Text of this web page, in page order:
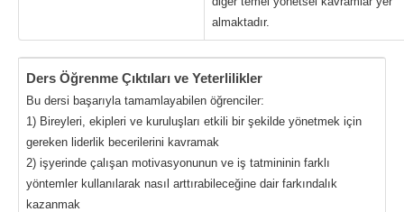
almaktadır.
Ders Öğrenme Çıktıları ve Yeterlilikler
Bu dersi başarıyla tamamlayabilen öğrenciler:
1) Bireyleri, ekipleri ve kuruluşları etkili bir şekilde yönetmek için
gereken liderlik becerilerini kavramak
2) işyerinde çalışan motivasyonunun ve iş tatmininin farklı
yöntemler kullanılarak nasıl arttırabileceğine dair farkındalık
kazanmak